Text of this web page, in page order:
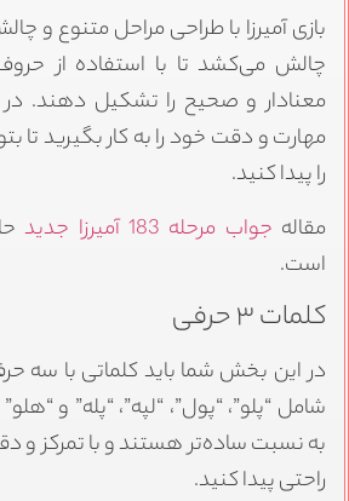
بازی آمیرزا با طراحی مراحل متنوع و
چالش می‌کشد تا با استفاده از
معنادار و صحیح را تشکیل دهند. در
مهارت و دقت خود را به کار بگیرید تا
را پیدا کنید.
مقاله جواب مرحله 183 آمیرزا جدید
است.
کلمات ۳ حرفی
در این بخش شما باید کلماتی با سه
شامل “پلو”، “پول”، “لپه”، “پله” و
به نسبت ساده‌تر هستند و با تمرکز و
راحتی پیدا کنید.